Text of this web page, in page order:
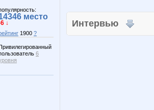
место
↓
1900 ?
Привилегированный
6
Интервью